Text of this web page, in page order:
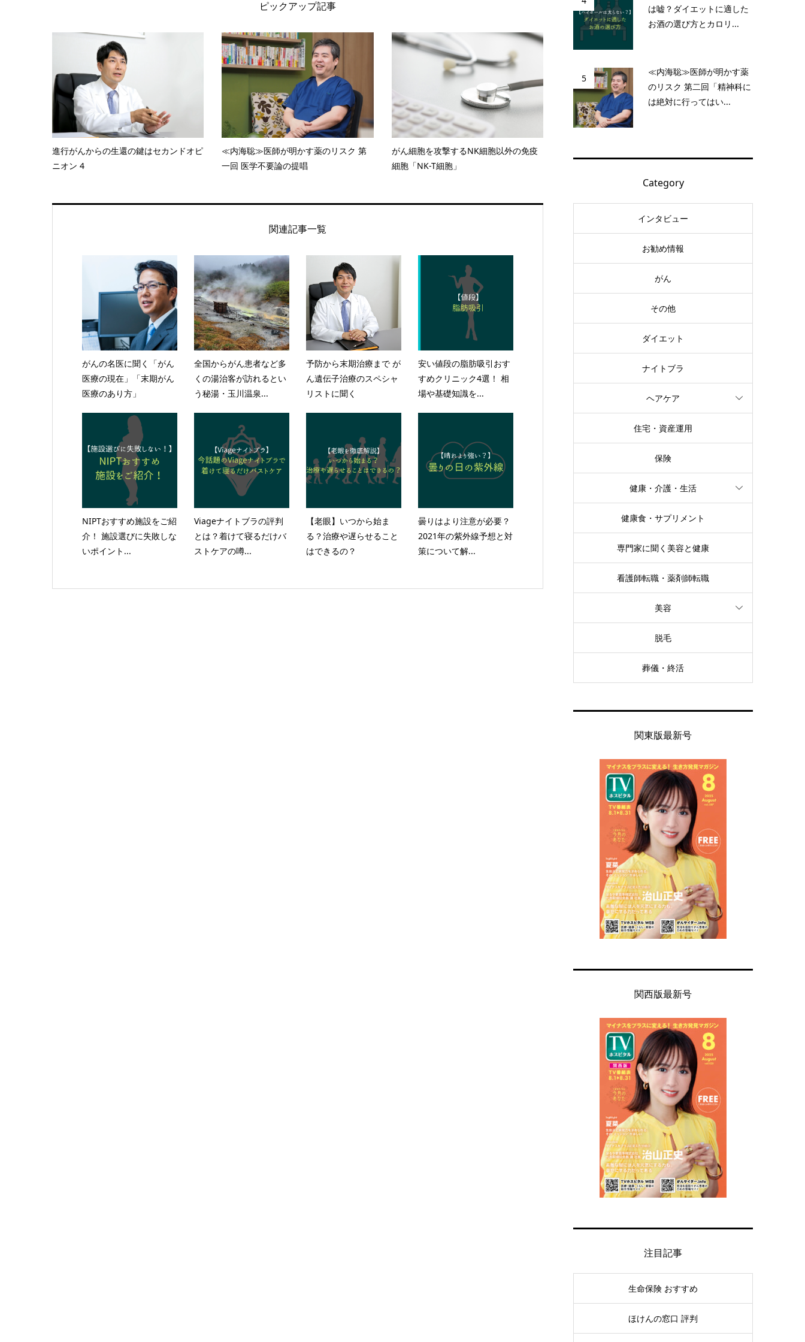
ピックアップ記事
進行がんからの生還の鍵はセカンドオピ
ニオン 4
≪内海聡≫医師が明かす薬のリスク 第
一回 医学不要論の提唱
がん細胞を攻撃するNK細胞以外の免疫
細胞「NK-T細胞」
関連記事一覧
がんの名医に聞く「がん
医療の現在」「末期がん
医療のあり方」
全国からがん患者など多
くの湯治客が訪れるとい
う秘湯・玉川温泉...
予防から末期治療まで が
ん遺伝子治療のスペシャ
リストに聞く
安い値段の脂肪吸引おす
すめクリニック4選！ 相
場や基礎知識を...
NIPTおすすめ施設をご紹
介！ 施設選びに失敗しな
いポイント...
Viageナイトブラの評判
とは？着けて寝るだけバ
ストケアの噂...
【老眼】いつから始ま
る？治療や遅らせること
はできるの？
曇りはより注意が必要？
2021年の紫外線予想と対
策について解...
は嘘？ダイエットに適した
お酒の選び方とカロリ...
5
≪内海聡≫医師が明かす薬
のリスク 第二回「精神科に
は絶対に行ってはい...
Category
インタビュー
お勧め情報
がん
その他
ダイエット
ナイトブラ
ヘアケア
住宅・資産運用
保険
健康・介護・生活
健康食・サプリメント
専門家に聞く美容と健康
看護師転職・薬剤師転職
美容
脱毛
葬儀・終活
関東版最新号
関西版最新号
注目記事
生命保険 おすすめ
ほけんの窓口 評判